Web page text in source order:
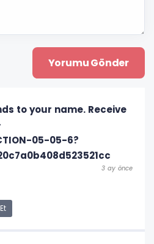
to your name. Receive
05-05-6?
3 ay önce